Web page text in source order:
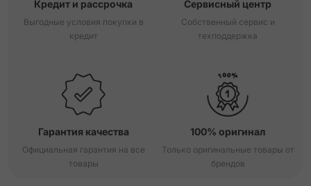
Кредит и рассрочка
Выгодные условия покупки в
кредит
Сервисный центр
Собственный сервис и
техподдержка
Гарантия качества
Официальная гарантия на все
товары
100% оригинал
Только оригинальные товары от
брендов